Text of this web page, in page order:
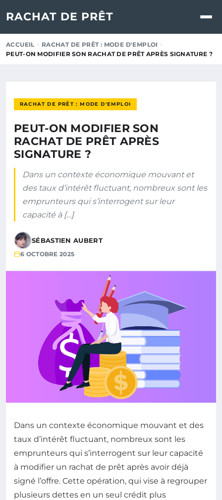
RACHAT DE PRÊT
ACCUEIL
RACHAT DE PRÊT : MODE D'EMPLOI
PEUT-ON MODIFIER SON RACHAT DE PRÊT APRÈS SIGNATURE ?
RACHAT DE PRÊT : MODE D'EMPLOI
PEUT-ON MODIFIER SON
RACHAT DE PRÊT APRÈS
SIGNATURE ?
Dans un contexte économique mouvant et
des taux d’intérêt fluctuant, nombreux sont les
emprunteurs qui s’interrogent sur leur
capacité à […]
SÉBASTIEN AUBERT
6 OCTOBRE 2025
Dans un contexte économique mouvant et des
taux d’intérêt fluctuant, nombreux sont les
emprunteurs qui s’interrogent sur leur capacité
à modifier un rachat de prêt après avoir déjà
signé l’offre. Cette opération, qui vise à regrouper
plusieurs dettes en un seul crédit plus